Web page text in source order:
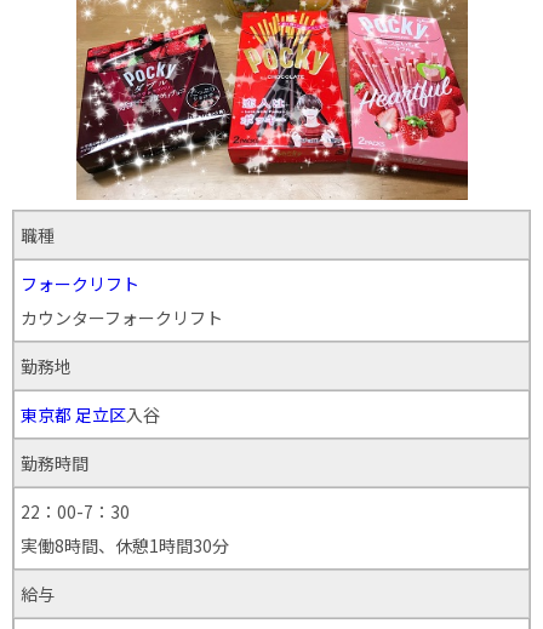
職種
フォークリフト
カウンターフォークリフト
勤務地
東京都 足立区入谷
勤務時間
22：00-7：30
実働8時間、休憩1時間30分
給与